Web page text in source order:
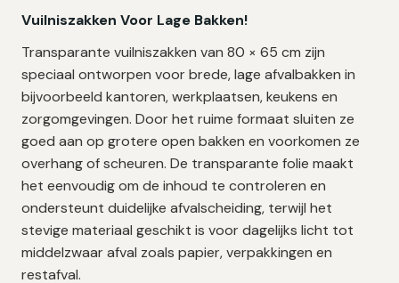
Vuilniszakken Voor Lage Bakken!
Transparante vuilniszakken van 80 × 65 cm zijn
speciaal ontworpen voor brede, lage afvalbakken in
bijvoorbeeld kantoren, werkplaatsen, keukens en
zorgomgevingen. Door het ruime formaat sluiten ze
goed aan op grotere open bakken en voorkomen ze
overhang of scheuren. De transparante folie maakt
het eenvoudig om de inhoud te controleren en
ondersteunt duidelijke afvalscheiding, terwijl het
stevige materiaal geschikt is voor dagelijks licht tot
middelzwaar afval zoals papier, verpakkingen en
restafval.